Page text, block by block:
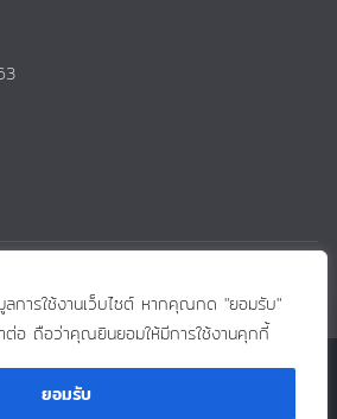
ลการใช้งานเว็บไซต์ หากคุณกด "ยอมรับ"
าต่อ ถือว่าคุณยินยอมให้มีการใช้งานคุกกี้
ยอมรับ
yot School ::. All rights reserved.
ThemeGrill. Powered by
Contact Us